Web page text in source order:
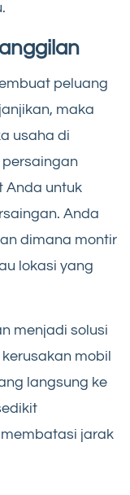
peluang
maka
usaha di
Anda untuk
Anda
dimana montir
lokasi yang
menjadi solusi
mobil
langsung ke
jarak